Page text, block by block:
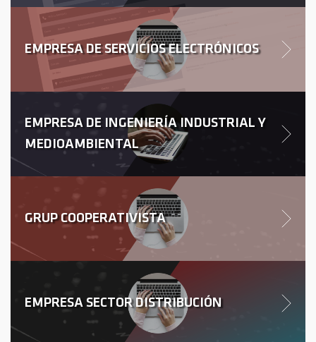
EMPRESA DE SERVICIOS ELECTRÓNICOS
EMPRESA DE INGENIERÍA INDUSTRIAL Y
MEDIOAMBIENTAL
GRUP COOPERATIVISTA
EMPRESA SECTOR DISTRIBUCIÓN